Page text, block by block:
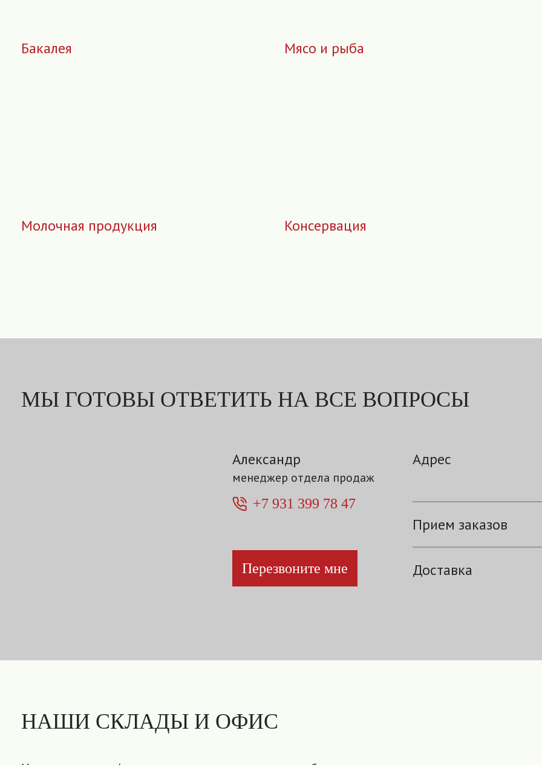
Бакалея Мясо и рыба
Молочная продукция Консервация
МЫ ГОТОВЫ ОТВЕТИТЬ НА ВСЕ ВОПРОСЫ
Александр
менеджер отдела продаж
+7 931 399 78 47
Перезвоните мне
Адрес
Прием заказов
Доставка
НАШИ СКЛАДЫ И ОФИС